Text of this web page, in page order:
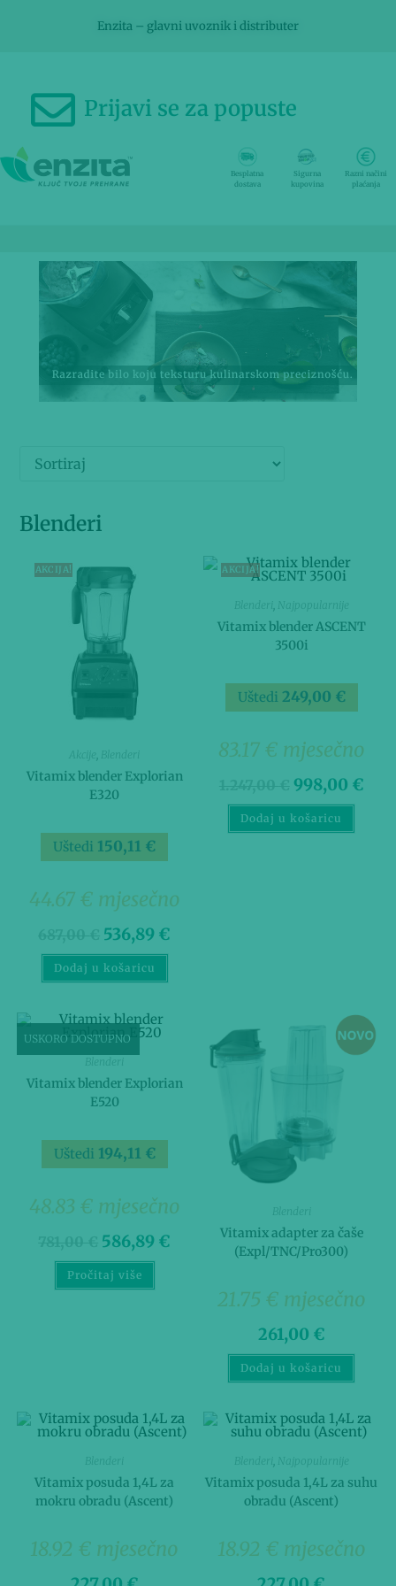
Enzita – glavni uvoznik i distributer
Prijavi se za popuste
Besplatna
dostava
Sigurna
kupovina
Razni načini
plaćanja
Blenderi
AKCIJA!
Akcije , Blenderi
Vitamix blender Explorian
E320
Uštedi 150,11 €
44.67 € mjesečno
536,89 €
Dodaj u košaricu
AKCIJA!
Blenderi , Najpopularnije
Vitamix blender ASCENT
3500i
Uštedi 249,00 €
83.17 € mjesečno
998,00 €
Dodaj u košaricu
USKORO DOSTUPNO
Blenderi
Vitamix blender Explorian
E520
Uštedi 194,11 €
48.83 € mjesečno
586,89 €
Pročitaj više
Blenderi
Vitamix adapter za čaše
(Expl/TNC/Pro300)
21.75 € mjesečno
261,00 €
Dodaj u košaricu
Blenderi
Vitamix posuda 1,4L za
mokru obradu (Ascent)
18.92 € mjesečno
Blenderi , Najpopularnije
Vitamix posuda 1,4L za suhu
obradu (Ascent)
18.92 € mjesečno